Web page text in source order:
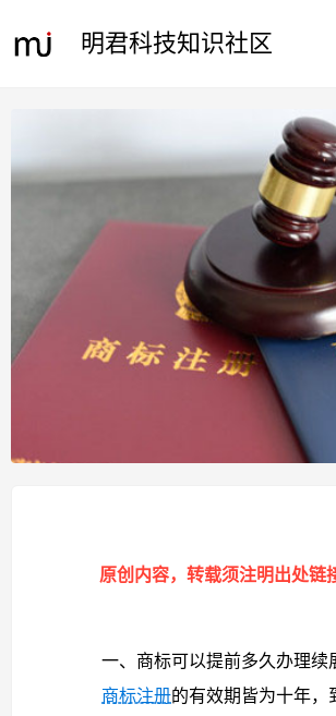
明君科技知识社区
原创内容，转载须注明出处链
一、商标可以提前多久办理续
商标注册的有效期皆为十年，